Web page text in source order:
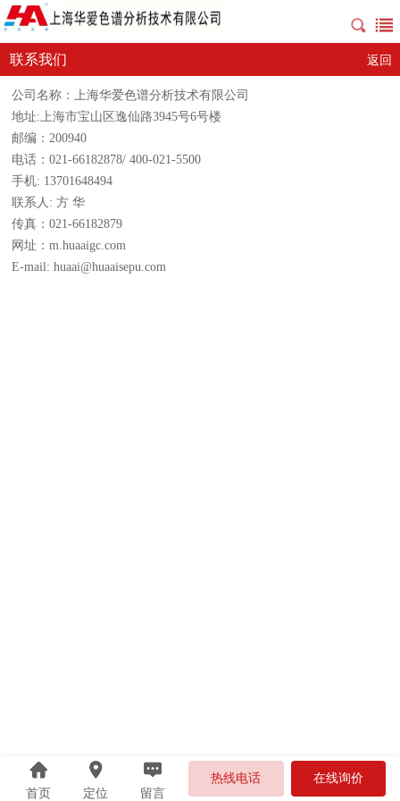
联系我们 返回
公司名称：上海华爱色谱分析技术有限公司
地址:上海市宝山区逸仙路3945号6号楼
邮编：200940
电话：021-66182878/ 400-021-5500
手机: 13701648494
联系人: 方 华
传真：021-66182879
网址：m.huaaigc.com
E-mail: huaai@huaaisepu.com
首页 定位 留言
热线电话 在线询价